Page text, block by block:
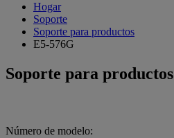
Hogar
Soporte
Soporte para productos
E5-576G
Soporte para productos
Número de modelo: